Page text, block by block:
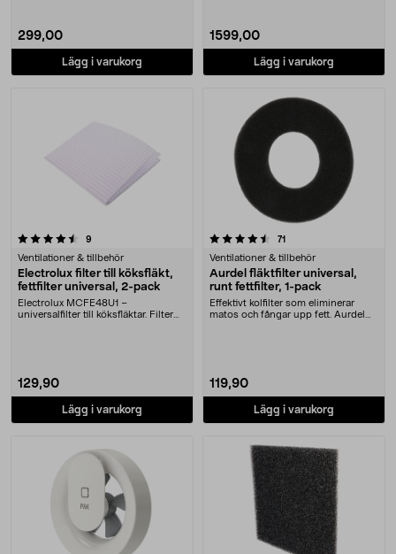
299,00
Lägg i varukorg
1599,00
Lägg i varukorg
9
Ventilationer & tillbehör
Electrolux filter till köksfläkt,
fettfilter universal, 2-pack
Electrolux MCFE48U1 –
universalfilter till köksfläktar. Filter
129,90
Lägg i varukorg
4.5 av 5 stjärnor 71
Ventilationer & tillbehör
Aurdel fläktfilter universal,
runt fettfilter, 1-pack
Effektivt kolfilter som eliminerar
matos och fångar upp fett. Aurdel
119,90
Lägg i varukorg